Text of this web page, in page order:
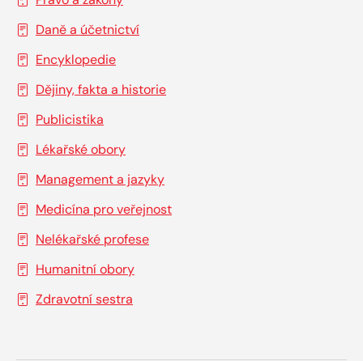
Daně a účetnictví
Encyklopedie
Dějiny, fakta a historie
Publicistika
Lékařské obory
Management a jazyky
Medicína pro veřejnost
Nelékařské profese
Humanitní obory
Zdravotní sestra